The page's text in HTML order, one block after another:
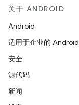
关于 ANDROID
Android
适用于企业的 Android
安全
源代码
新闻